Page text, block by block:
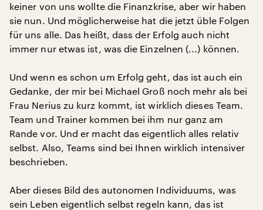
keiner von uns wollte die Finanzkrise, aber wir haben
sie nun. Und möglicherweise hat die jetzt üble Folgen
für uns alle. Das heißt, dass der Erfolg auch nicht
immer nur etwas ist, was die Einzelnen (...) können.
Und wenn es schon um Erfolg geht, das ist auch ein
Gedanke, der mir bei Michael Groß noch mehr als bei
Frau Nerius zu kurz kommt, ist wirklich dieses Team.
Team und Trainer kommen bei ihm nur ganz am
Rande vor. Und er macht das eigentlich alles relativ
selbst. Also, Teams sind bei Ihnen wirklich intensiver
beschrieben.
Aber dieses Bild des autonomen Individuums, was
sein Leben eigentlich selbst regeln kann, das ist